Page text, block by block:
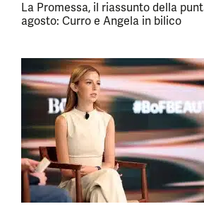
La Promessa, il riassunto della
agosto: Curro e Angela in bilico